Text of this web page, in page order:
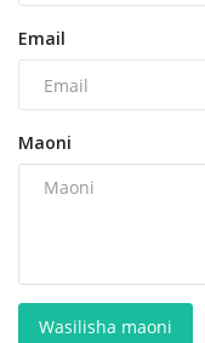
Email
Maoni
Wasilisha maoni